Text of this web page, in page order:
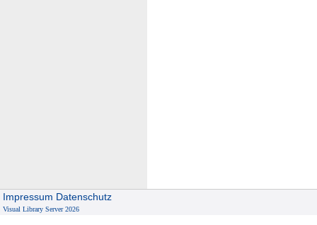
Impressum Datenschutz
Visual Library Server 2026